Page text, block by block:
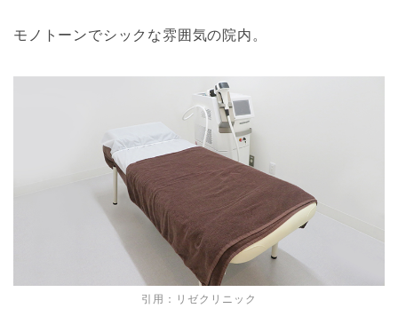
モノトーンでシックな雰囲気の院内。
引用： リゼクリニック